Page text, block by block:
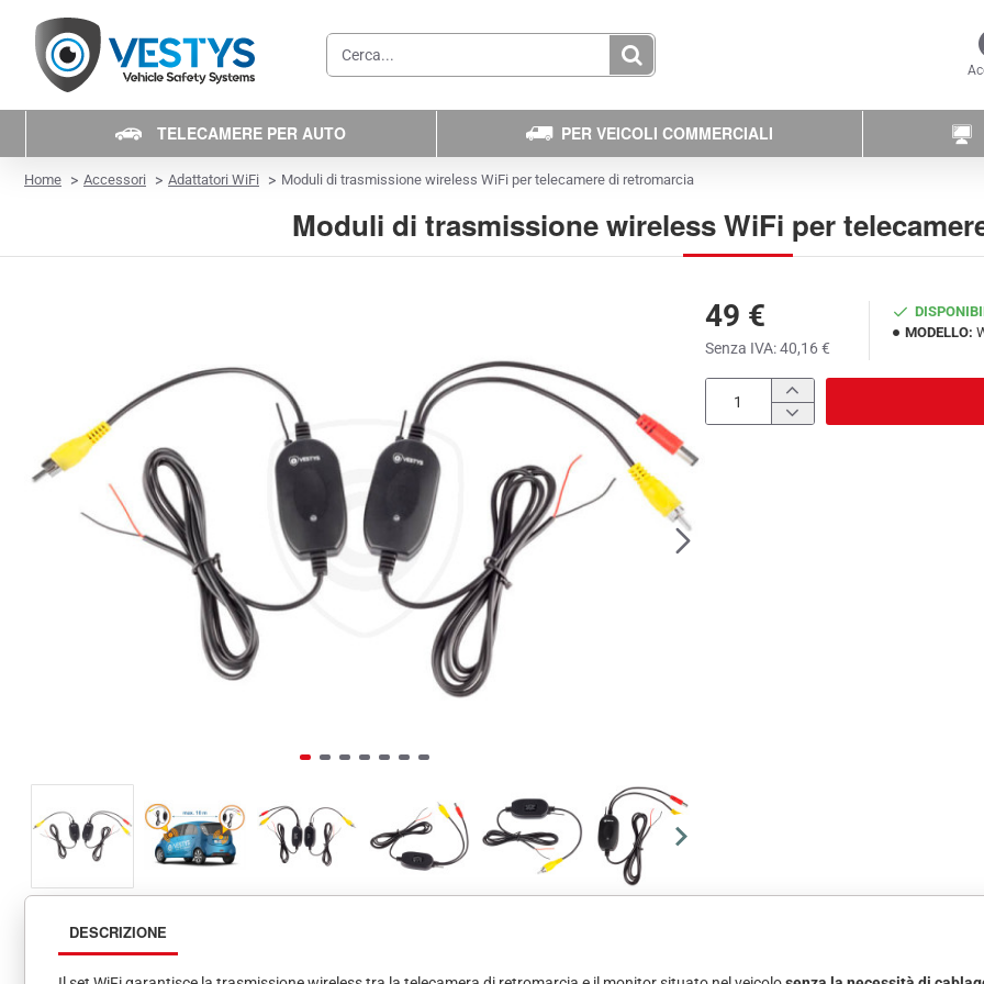
Cerca...
TELECAMERE PER AUTO PER VEICOLI COMMERCIALI
Moduli di trasmissione wireless WiFi per
HomehomeAccessori Adattatori WiFi Moduli di trasmissione wireless WiFi per telecamere di retromarcia
49 €
Senza IVA: 40,16 €
MODELLO:
DESCRIZIONE